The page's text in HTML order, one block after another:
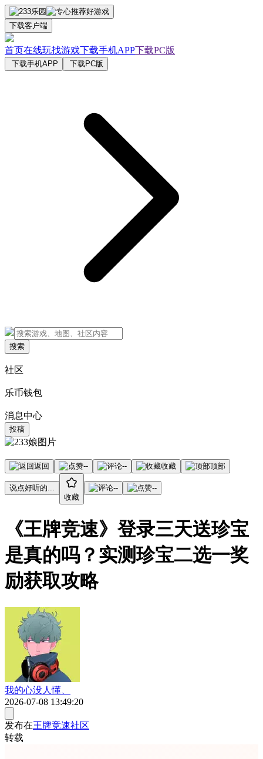
下载客户端
首页在线玩找游戏下载手机APP下载PC版
下载手机APP 下载PC版
搜索
社区
乐币钱包
消息中心
投稿
返回 -- -- 收藏 顶部
说点好听的...
收藏
-- --
《王牌竞速》登录三天送珍宝
是真的吗？实测珍宝二选一奖
励获取攻略
我的心没人懂、
2026-07-08 13:49:20
发布在王牌竞速社区
转载